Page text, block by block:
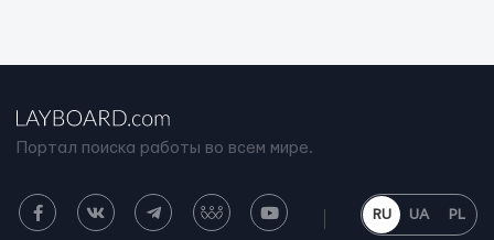
Портал поиска работы во всем мире.
RU UA PL